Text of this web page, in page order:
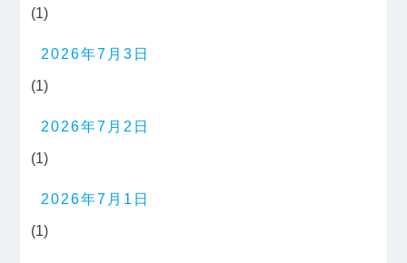
(1)
2026年7月3日
(1)
2026年7月2日
(1)
2026年7月1日
(1)